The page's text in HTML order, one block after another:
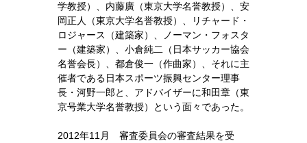
学教授）、内藤廣（東京大学名誉教授）、安
岡正人（東京大学名誉教授）、リチャード・
ロジャース（建築家）、ノーマン・フォスタ
ー（建築家）、小倉純二（日本サッカー協会
名誉会長）、都倉俊一（作曲家）、それに主
催者である日本スポーツ振興センター理事
長・河野一郎と、アドバイザーに和田章（東
京号業大学名誉教授）という面々であった。
2012年11月 審査委員会の審査結果を受